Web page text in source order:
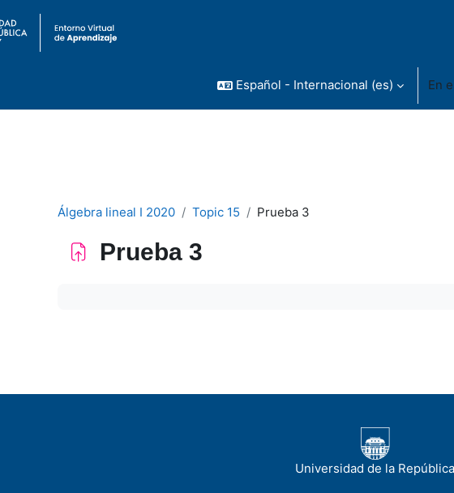
Español - Internacional ‎(es)‎ En
Álgebra lineal I 2020 Topic 15 Prueba 3
Prueba 3
Universidad de la República